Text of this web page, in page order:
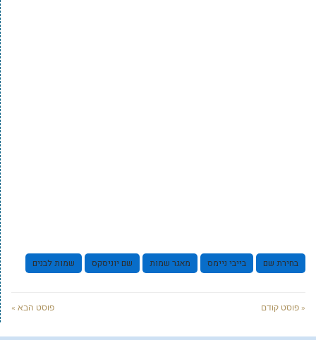
בחירת שם בייבי ניימס מאגר שמות שם יוניסקס שמות לבנים
« פוסט קודם פוסט הבא »